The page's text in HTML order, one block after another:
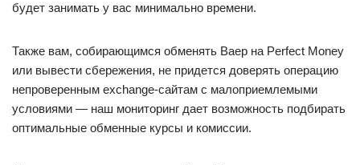
будет занимать у вас минимально времени.
Также вам, собирающимся обменять Ваер на Perfect Money
или вывести сбережения, не придется доверять операцию
непроверенным exchange-сайтам с малоприемлемыми
условиями — наш мониторинг дает возможность подбирать
оптимальные обменные курсы и комиссии.